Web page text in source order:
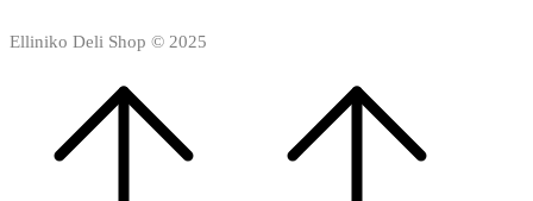
Elliniko Deli Shop © 2025